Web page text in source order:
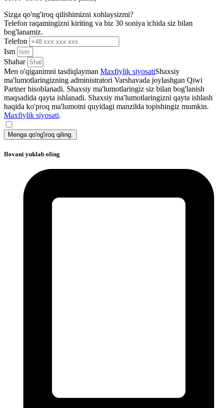
Sizga qo'ng'iroq qilishimizni xohlaysizmi?
Telefon raqamingizni kiriting va biz 30 soniya ichida siz bilan
bog'lanamiz.
Telefon
Ism
Shahar
Men o'qiganimni tasdiqlayman Maxfiylik siyosatiShaxsiy
ma'lumotlaringizning administratori Varshavada joylashgan Qiwi
Partner hisoblanadi. Shaxsiy ma'lumotlaringiz siz bilan bog'lanish
maqsadida qayta ishlanadi. Shaxsiy ma'lumotlaringizni qayta ishlash
haqida ko'proq ma'lumotni quyidagi manzilda topishingiz mumkin.
Maxfiylik siyosati.
Menga qo'ng'iroq qiling.
Ilovani yuklab oling